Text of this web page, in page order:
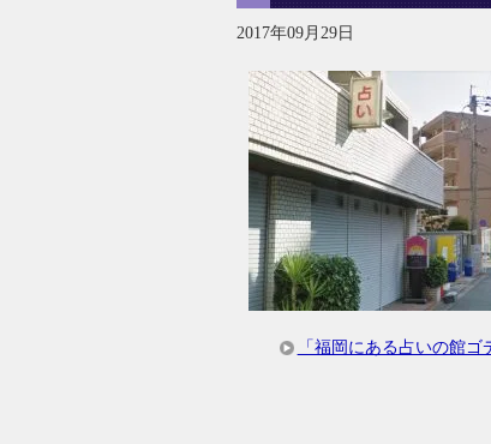
2017年09月29日
「福岡にある占いの館